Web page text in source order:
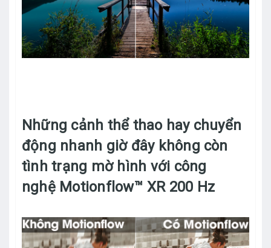
Những cảnh thể thao hay chuyển
động nhanh giờ đây không còn
tình trạng mờ hình với công
nghệ Motionflow™ XR 200 Hz